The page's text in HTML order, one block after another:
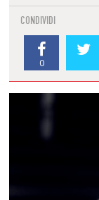
CONDIVIDI
0